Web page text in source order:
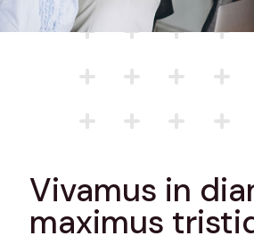
Vivamus in
maximus